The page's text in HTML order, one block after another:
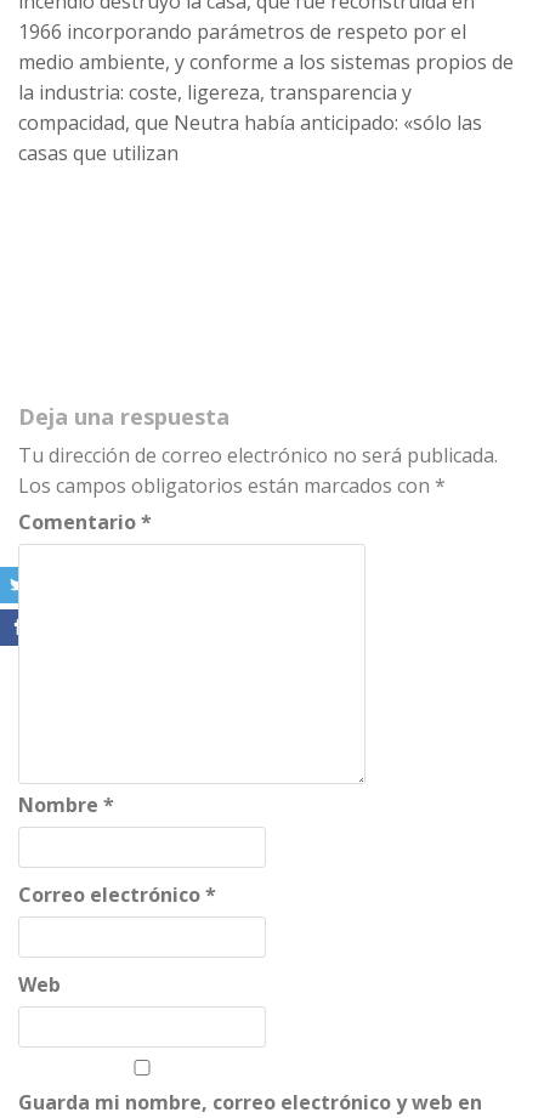
1966 incorporando parámetros de respeto por el
medio ambiente, y conforme a los sistemas propios de
la industria: coste, ligereza, transparencia y
compacidad, que Neutra había anticipado: «sólo las
casas que utilizan
Deja una respuesta
Tu dirección de correo electrónico no será publicada.
Los campos obligatorios están marcados con *
Comentario*
Nombre *
Correo electrónico*
Web
Guarda mi nombre, correo electrónico y web en